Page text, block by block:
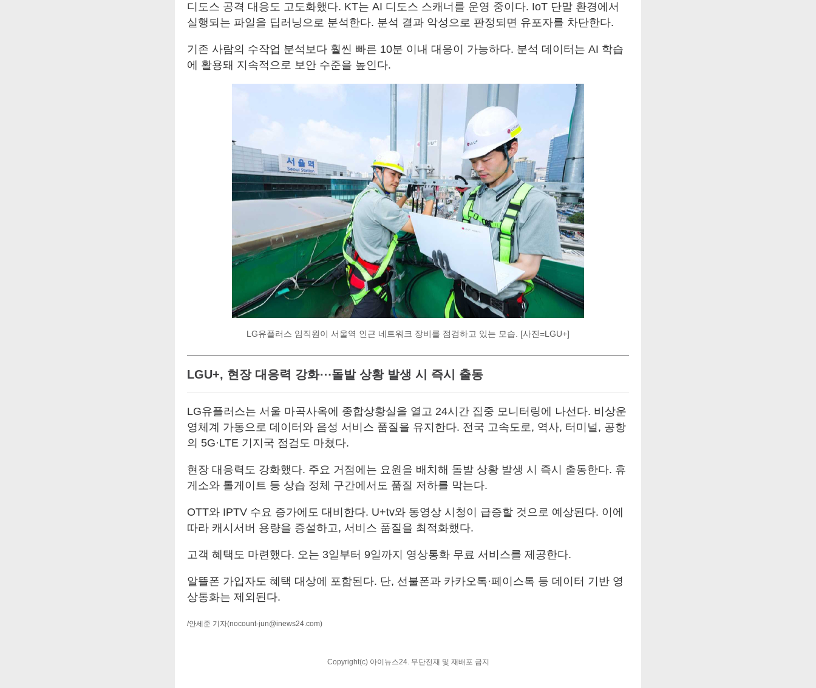
디도스 공격 대응도 고도화했다. KT는 AI 디도스 스캐너를 운영 중이다. IoT 단말 환경에서
실행되는 파일을 딥러닝으로 분석한다. 분석 결과 악성으로 판정되면 유포자를 차단한다.
기존 사람의 수작업 분석보다 훨씬 빠른 10분 이내 대응이 가능하다. 분석 데이터는 AI 학습
에 활용돼 지속적으로 보안 수준을 높인다.
LG유플러스 임직원이 서울역 인근 네트워크 장비를 점검하고 있는 모습. [사진=LGU+]
LGU+, 현장 대응력 강화⋯돌발 상황 발생 시 즉시 출동
LG유플러스는 서울 마곡사옥에 종합상황실을 열고 24시간 집중 모니터링에 나선다. 비상운
영체계 가동으로 데이터와 음성 서비스 품질을 유지한다. 전국 고속도로, 역사, 터미널, 공항
의 5G·LTE 기지국 점검도 마쳤다.
현장 대응력도 강화했다. 주요 거점에는 요원을 배치해 돌발 상황 발생 시 즉시 출동한다. 휴
게소와 톨게이트 등 상습 정체 구간에서도 품질 저하를 막는다.
OTT와 IPTV 수요 증가에도 대비한다. U+tv와 동영상 시청이 급증할 것으로 예상된다. 이에
따라 캐시서버 용량을 증설하고, 서비스 품질을 최적화했다.
고객 혜택도 마련했다. 오는 3일부터 9일까지 영상통화 무료 서비스를 제공한다.
알뜰폰 가입자도 혜택 대상에 포함된다. 단, 선불폰과 카카오톡·페이스톡 등 데이터 기반 영
상통화는 제외된다.
/안세준 기자(nocount-jun@inews24.com)
Copyright(c) 아이뉴스24. 무단전재 및 재배포 금지